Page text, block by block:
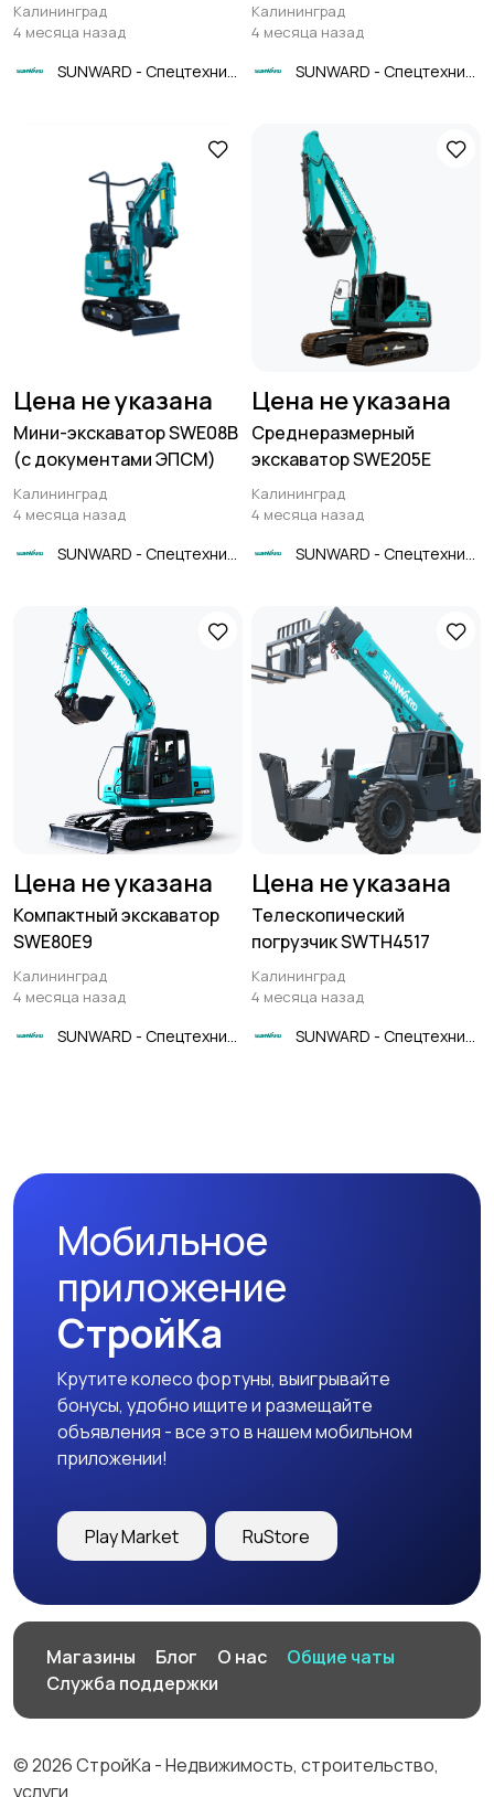
Калининград
4 месяца назад
Калининград
4 месяца назад
Цена не указана
Мини-экскаватор SWE08B
(с документами ЭПСМ)
Калининград
4 месяца назад
Цена не указана
Среднеразмерный
экскаватор SWE205E
Калининград
4 месяца назад
Цена не указана
Компактный экскаватор
SWE80E9
Калининград
4 месяца назад
Цена не указана
Телескопический
погрузчик SWTH4517
Калининград
4 месяца назад
Мобильное
приложение
СтройКа
Крутите колесо фортуны, выигрывайте
бонусы, удобно ищите и размещайте
объявления - все это в нашем мобильном
приложении!
Play Market RuStore
Магазины Блог О нас
Общие чаты
Служба поддержки
© 2026 СтройКа - Недвижимость, строительство,
услуги